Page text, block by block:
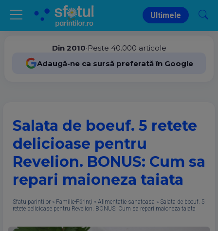
Ultimele
Din 2010•Peste 40.000 articole
Adaugă-ne ca sursă preferată în Google
Salata de boeuf. 5 retete
delicioase pentru
Revelion. BONUS: Cum sa
repari maioneza taiata
Sfatulparintilor » Familie-Părinţi » Alimentatie sanatoasa » Salata de boeuf. 5
retete delicioase pentru Revelion. BONUS: Cum sa repari maioneza taiata